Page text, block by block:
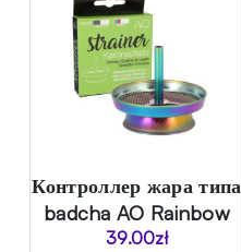
Контроллер жара типа
badcha AO Rainbow
39.00zł